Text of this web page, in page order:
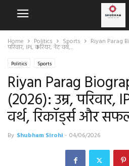
Home Politics Sports Riyan Parag
परिवार, IPL करियर, नेट वर्थ,...
Politics Sports
Riyan Parag
(2026): उम्र, परिवार,
वर्थ, रिकॉर्ड्स और
By Shubham Sirohi - 04/06/2026